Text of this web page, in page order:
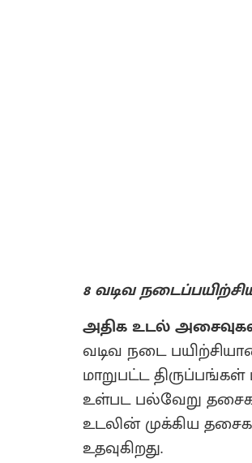
8 வடிவ
அதிக உடல்
வடிவ நடை
மாறுபட்ட
உள்பட பல்வேறு
உடலின் முக்கிய
உதவுகிறது.